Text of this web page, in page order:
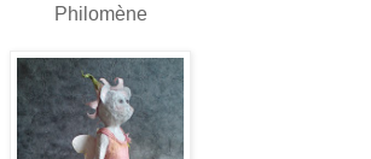
Philomène